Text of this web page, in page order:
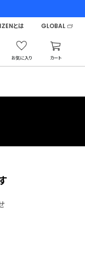
お気に入り カート
とは GLOBAL